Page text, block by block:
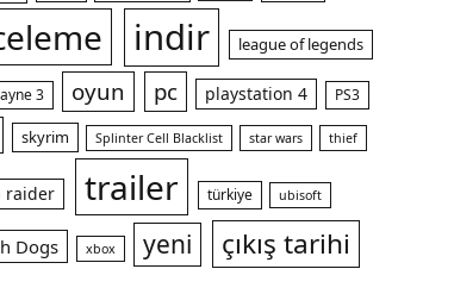
indir league of legends
3 oyun pc playstation 4 PS3
skyrim Splinter Cell Blacklist star wars thief
raider trailer türkiye ubisoft
Dogs xbox yeni çıkış tarihi